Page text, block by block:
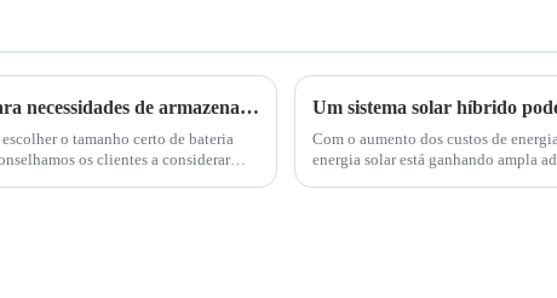
Escolhendo o tamanho certo de bateria para necessidades de armazenamento de energia
o tamanho certo de bateria
os clientes a considerar
Com o aumento dos custos de
energia solar está ganhando ampla